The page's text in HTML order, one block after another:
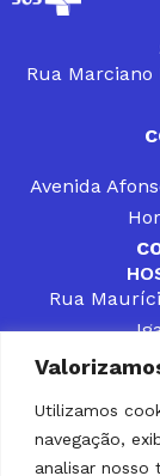
Utilizamos
navegação,
analisar nosso
Rua Marciano
Avenida
Rua
CONTATOS
PÚBLICOS
PARCEIRO
SOLUÇÃO